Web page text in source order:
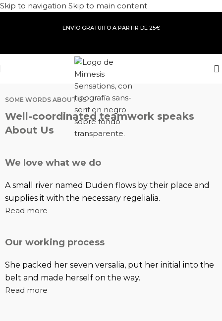
Skip to navigation Skip to main content
ENVÍO GRATUITO A PARTIR DE 25€
SOME WORDS ABOUT US
Well-coordinated teamwork speaks
About Us
We love what we do
A small river named Duden flows by their place and
supplies it with the necessary regelialia.
Read more
Our working process
She packed her seven versalia, put her initial into the
belt and made herself on the way.
Read more